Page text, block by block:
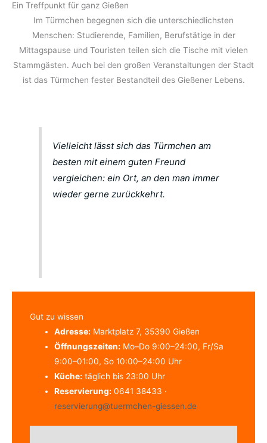
Ein Treffpunkt für ganz Gießen
Im Türmchen begegnen sich die unterschiedlichsten
Menschen: Studierende, Familien, Berufstätige in der
Mittagspause und Touristen teilen sich die Tische mit vielen
Stammgästen. Auch bei den großen Veranstaltungen der Stadt
ist das Türmchen fester Bestandteil des Gießener Lebens.
Vielleicht lässt sich das Türmchen am
besten mit einem guten Freund
vergleichen: ein Ort, an den man immer
wieder gerne zurückkehrt.
Gut zu wissen
Adresse: Marktplatz 7, 35390 Gießen
Öffnungszeiten: Mo–Do 9:00–24:00, Fr/Sa
9:00–01:00, So 10:00–24:00 Uhr
Küche: täglich bis 23:00 Uhr
Reservierung: 0641 38433 ·
reservierung@tuermchen-giessen.de